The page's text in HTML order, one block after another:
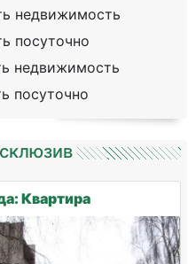
недвижимость
посуточно
недвижимость
посуточно
Квартира